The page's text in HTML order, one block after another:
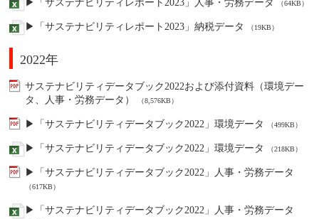
▶「サステナビリティレポート2023」人事・労務データ （64KB）
▶「サステナビリティレポート2023」納税データ （19KB）
2022年
サステナビリティデータブック2022および添付資料（環境デー
タ、人事・労務データ）
（8,576KB）
▶「サステナビリティデータブック2022」環境データ （499KB）
▶「サステナビリティデータブック2022」環境データ （218KB）
▶「サステナビリティデータブック2022」人事・労務データ
（617KB）
▶「サステナビリティデータブック2022」人事・労務データ